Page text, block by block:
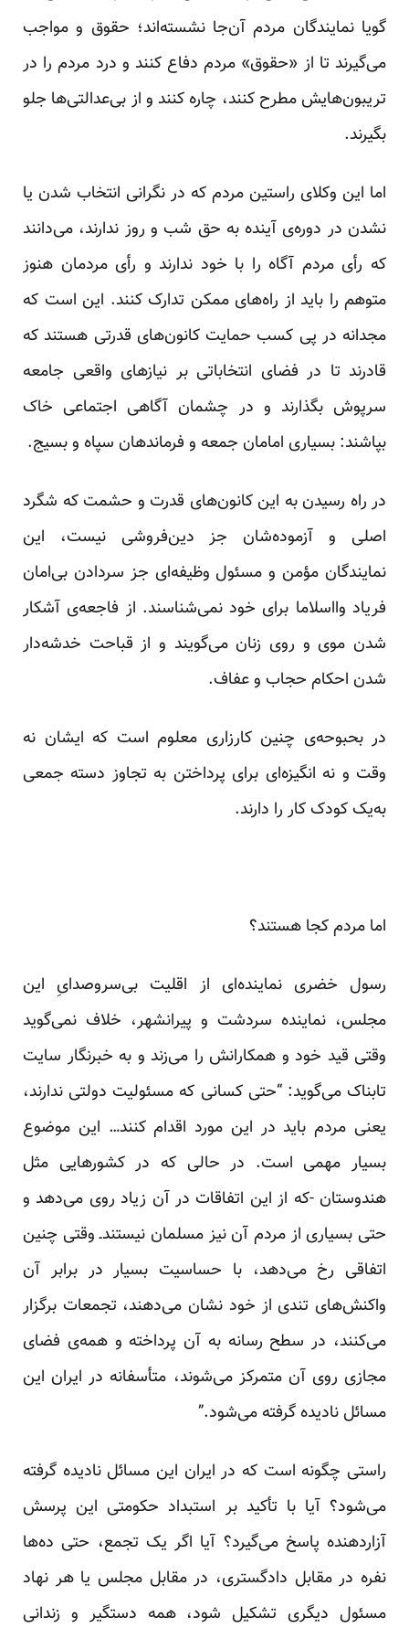
گویا نمایندگان مردم آن‌جا نشسته‌اند؛ حقوق و مواجب
می‌گیرند تا از «حقوق» مردم دفاع کنند و درد مردم را در
تریبون‌هایش مطرح کنند، چاره کنند و از بی‌عدالتی‌ها جلو
بگیرند.
اما این وکلای راستین مردم که در نگرانی انتخاب شدن یا
نشدن در دوره‌ی آینده به حق شب و روز ندارند، می‌دانند
که رأی مردم آگاه را با خود ندارند و رأی مردمان هنوز
متوهم را باید از راه‌های ممکن تدارک کنند. این است که
مجدانه در پی کسب حمایت کانون‌های قدرتی هستند که
قادرند تا در فضای انتخاباتی بر نیازهای واقعی جامعه
سرپوش بگذارند و در چشمان آگاهی اجتماعی خاک
بپاشند: بسیاری امامان جمعه و فرماندهان سپاه و بسیج.
در راه رسیدن به این کانون‌های قدرت و حشمت که شگرد
اصلی و آزموده‌شان جز دین‌فروشی نیست، این
نمایندگان مؤمن و مسئول وظیفه‌ای جز سردادن بی‌امان
فریاد وااسلاما برای خود نمی‌شناسند. از فاجعه‌ی آشکار
شدن موی و روی زنان می‌گویند و از قباحت خدشه‌دار
شدن احکام حجاب و عفاف.
در بحبوحه‌ی چنین کارزاری معلوم است که ایشان نه
وقت و نه انگیزه‌ای برای پرداختن به تجاوز دسته جمعی
به‌یک کودک کار را دارند.
اما مردم کجا هستند؟
رسول خضری نماینده‌ای از اقلیت بی‌سروصدایِ این
مجلس، نماینده سردشت و پیرانشهر، خلاف نمی‌گوید
وقتی قید خود و همکارانش را می‌زند و به خبرنگار سایت
تابناک می‌گوید: “حتی کسانی که مسئولیت دولتی ندارند،
یعنی مردم باید در این مورد اقدام کنند… این موضوع
بسیار مهمی ‌است. در حالی که در کشورهایی مثل
هندوستان -که از این اتفاقات در آن زیاد روی می‌دهد و
حتی بسیاری از مردم آن نیز مسلمان نیستندـ وقتی چنین
اتفاقی رخ می‌دهد، با حساسیت بسیار در برابر آن
واکنش‌های تندی از خود نشان می‌دهند، تجمعات برگزار
می‌کنند، در سطح رسانه به آن پرداخته و همه‌ی فضای
مجازی روی آن متمرکز می‌شوند، متأسفانه در ایران این
مسائل نادیده گرفته می‌شود.”
راستی چگونه است که در ایران این مسائل نادیده گرفته
می‌شود؟ آیا با تأکید بر استبداد حکومتی این پرسش
آزاردهنده پاسخ می‌گیرد؟ آیا اگر یک تجمع، حتی ده‌ها
نفره در مقابل دادگستری، در مقابل مجلس یا هر نهاد
مسئول دیگری تشکیل شود، همه دستگیر و زندانی